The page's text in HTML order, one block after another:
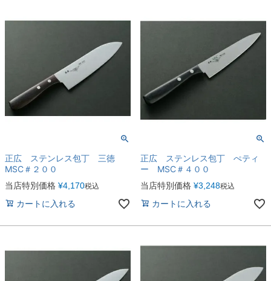
正広 ステンレス包丁 三徳
MSC＃２００
当店特別価格 ¥4,170税込
カートに入れる
正広 ステンレス包丁 ぺティ
ー MSC＃４００
当店特別価格 ¥3,248税込
カートに入れる